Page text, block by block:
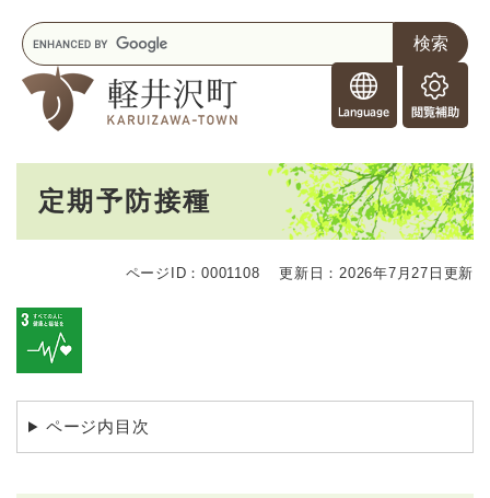
o
r
e
i
n
閲
覧
助
キ
ー
ワ
定期予防接種
ページID：0001108 更新日：2026年7月27日更新
ページ内目次